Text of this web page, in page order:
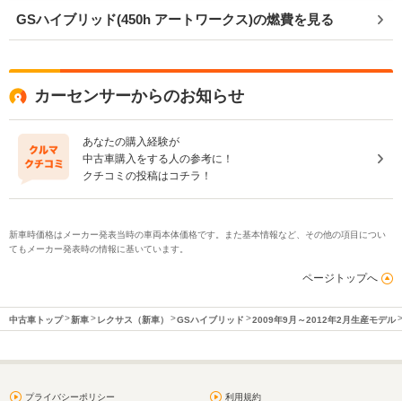
GSハイブリッド(450h アートワークス)の燃費を見る
カーセンサーからのお知らせ
あなたの購入経験が
中古車購入をする人の参考に！
クチコミの投稿はコチラ！
新車時価格はメーカー発表当時の車両本体価格です。また基本情報など、その他の項目につい
てもメーカー発表時の情報に基いています。
ページトップへ
中古車トップ 新車 レクサス（新車） GSハイブリッド 2009年9月～2012年2月生産モデル
プライバシーポリシー 利用規約